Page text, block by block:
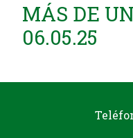
MÁS DE
06.05.25